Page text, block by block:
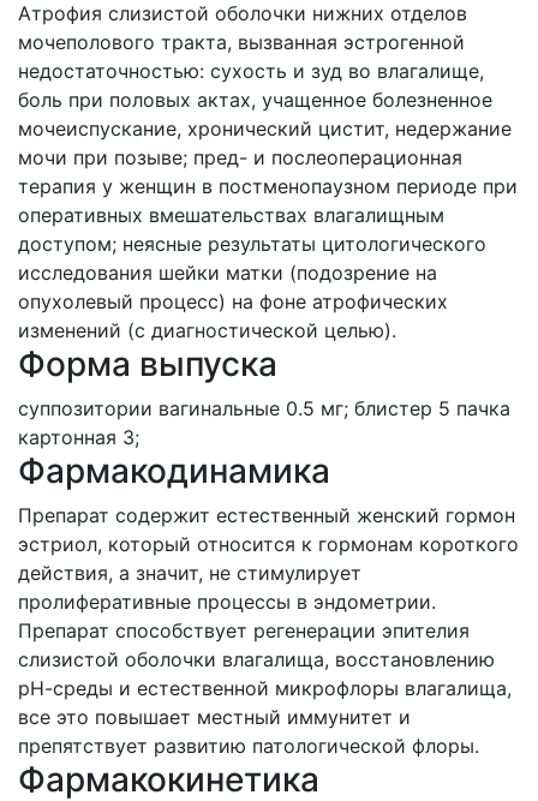
Атрофия слизистой оболочки нижних отделов
мочеполового тракта, вызванная эстрогенной
недостаточностью: сухость и зуд во влагалище,
боль при половых актах, учащенное болезненное
мочеиспускание, хронический цистит, недержание
мочи при позыве; пред- и послеоперационная
терапия у женщин в постменопаузном периоде при
оперативных вмешательствах влагалищным
доступом; неясные результаты цитологического
исследования шейки матки (подозрение на
опухолевый процесс) на фоне атрофических
изменений (с диагностической целью).
Форма выпуска
суппозитории вагинальные 0.5 мг; блистер 5 пачка
картонная 3;
Фармакодинамика
Препарат содержит естественный женский гормон
эстриол, который относится к гормонам короткого
действия, а значит, не стимулирует
пролиферативные процессы в эндометрии.
Препарат способствует регенерации эпителия
слизистой оболочки влагалища, восстановлению
рН-среды и естественной микрофлоры влагалища,
все это повышает местный иммунитет и
препятствует развитию патологической флоры.
Фармакокинетика